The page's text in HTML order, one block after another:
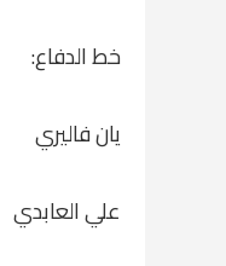
خط الدفاع:
يان فاليري
علي العابدي